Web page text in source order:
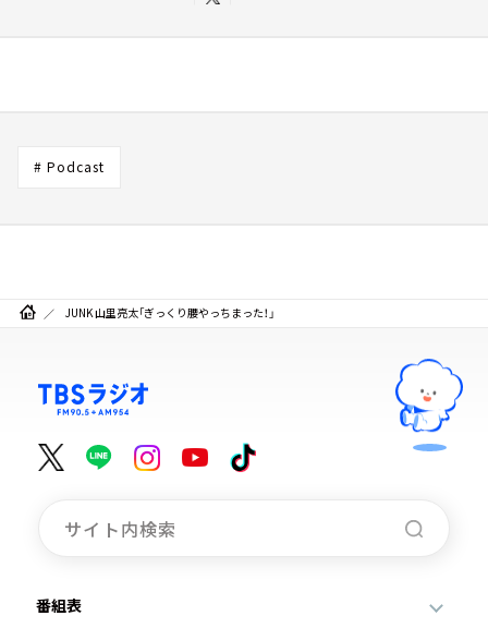
# Podcast
JUNK 山里亮太「ぎっくり腰やっちまった！」
番組表